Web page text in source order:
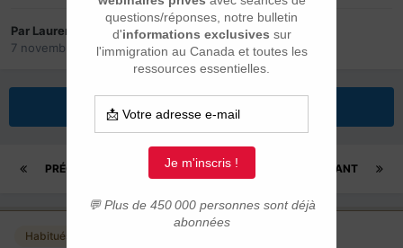
Par Laurent
7 novembre 2012dans Québec
Répondre à ce sujet
PRÉCÉDENT SUIVANT
Page 4 sur 5
Habitués